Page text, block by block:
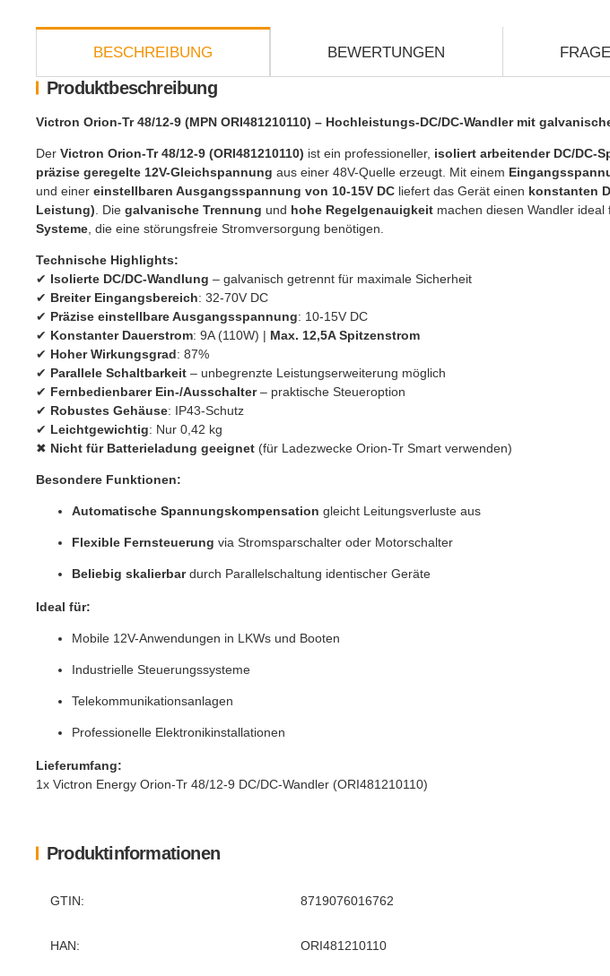
BESCHREIBUNG BEWERTUNGEN
Produktinformationen
Produkteigenschaft
Wert
GTIN: 8719076016762
HAN: ORI481210110
Produktbeschreibung
Victron Orion-Tr 48/12-9 (MPN ORI481210110) – Hochleistungs-DC/DC-Wandler mit
Der Victron Orion-Tr 48/12-9 (ORI481210110) ist ein professioneller, isoliert arbeitender DC/DC-
präzise geregelte 12V-Gleichspannung aus einer 48V-Quelle erzeugt. Mit einem
und einer einstellbaren Ausgangsspannung von 10-15V DC liefert das Gerät einen konstanten
Leistung) . Die galvanische Trennung und hohe Regelgenauigkeit machen diesen Wandler ideal
Systeme , die eine störungsfreie Stromversorgung benötigen.
Technische Highlights:
✔ Isolierte DC/DC-Wandlung – galvanisch getrennt für maximale Sicherheit
✔ Breiter Eingangsbereich: 32-70V DC
✔ Präzise einstellbare Ausgangsspannung: 10-15V DC
✔ Konstanter Dauerstrom: 9A (110W) | Max. 12,5A Spitzenstrom
✔ Hoher Wirkungsgrad: 87%
✔ Parallele Schaltbarkeit – unbegrenzte Leistungserweiterung möglich
✔ Fernbedienbarer Ein-/Ausschalter– praktische Steueroption
✔ Robustes Gehäuse: IP43-Schutz
✔ Leichtgewichtig: Nur 0,42 kg
✖ Nicht für Batterieladung geeignet (für Ladezwecke Orion-Tr Smart verwenden)
Besondere Funktionen:
Automatische Spannungskompensation gleicht Leitungsverluste aus
Flexible Fernsteuerung via Stromsparschalter oder Motorschalter
Beliebig skalierbardurch Parallelschaltung identischer Geräte
Ideal für:
Mobile 12V-Anwendungen in LKWs und Booten
Industrielle Steuerungssysteme
Telekommunikationsanlagen
Professionelle Elektronikinstallationen
Lieferumfang:
1x Victron Energy Orion-Tr 48/12-9 DC/DC-Wandler (ORI481210110)